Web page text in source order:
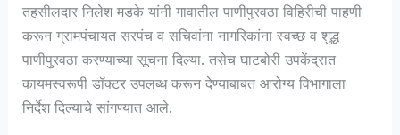
तहसीलदार निलेश मडके यांनी गावातील पाणीपुरवठा विहिरीची पाहणी
करून ग्रामपंचायत सरपंच व सचिवांना नागरिकांना स्वच्छ व शुद्ध
पाणीपुरवठा करण्याच्या सूचना दिल्या. तसेच घाटबोरी उपकेंद्रात
कायमस्वरूपी डॉक्टर उपलब्ध करून देण्याबाबत आरोग्य विभागाला
निर्देश दिल्याचे सांगण्यात आले.